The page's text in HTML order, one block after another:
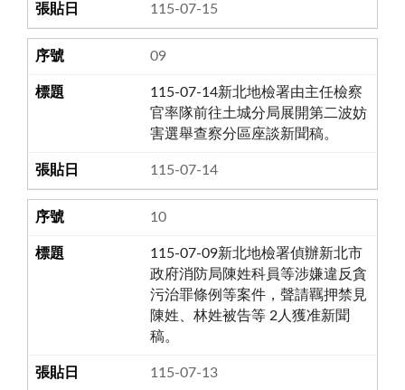
115-07-15
09
115-07-14新北地檢署由主任檢察
官率隊前往土城分局展開第二波妨
害選舉查察分區座談新聞稿。
115-07-14
10
115-07-09新北地檢署偵辦新北市
政府消防局陳姓科員等涉嫌違反貪
污治罪條例等案件，聲請羈押禁見
陳姓、林姓被告等 2人獲准新聞
稿。
115-07-13